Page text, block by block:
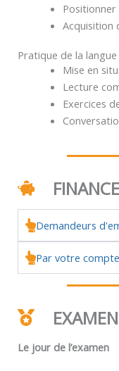
Positionner
Acquisition
Pratique de la langue
Mise en
Lecture
Exercices
Demandeurs
Par votre
Le jour de l’examen